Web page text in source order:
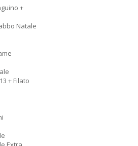
+
Natale
+ Filato